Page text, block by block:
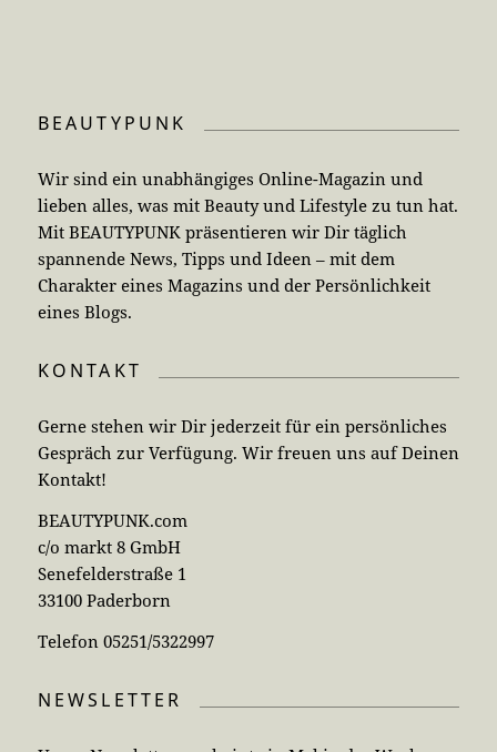
BEAUTYPUNK
Wir sind ein unabhängiges Online-Magazin und
lieben alles, was mit Beauty und Lifestyle zu tun hat.
Mit BEAUTYPUNK präsentieren wir Dir täglich
spannende News, Tipps und Ideen – mit dem
Charakter eines Magazins und der Persönlichkeit
eines Blogs.
KONTAKT
Gerne stehen wir Dir jederzeit für ein persönliches
Gespräch zur Verfügung. Wir freuen uns auf Deinen
Kontakt!
BEAUTYPUNK.com
c/o markt 8 GmbH
Senefelderstraße 1
33100 Paderborn
Telefon 05251/5322997
NEWSLETTER